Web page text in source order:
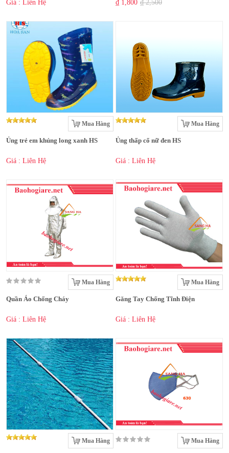
Giá : Liên Hệ ₫ 1,800 ₫ 2,500
Mua Hàng
Ủng trẻ em khủng long xanh HS
Giá : Liên Hệ
Mua Hàng
Ủng thấp cổ nữ đen HS
Giá : Liên Hệ
Mua Hàng
Quần Áo Chống Cháy
Giá : Liên Hệ
Mua Hàng
Găng Tay Chống Tĩnh Điện
Giá : Liên Hệ
Mua Hàng Mua Hàng